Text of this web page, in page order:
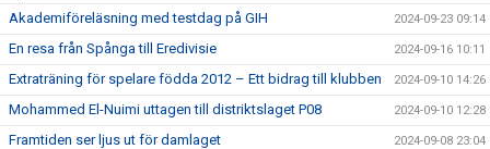
Akademiföreläsning med testdag på GIH 2024-09-23 09:14
En resa från Spånga till Eredivisie 2024-09-16 10:11
Extraträning för spelare födda 2012 – Ett bidrag till klubben 2024-09-10 14:26
Mohammed El-Nuimi uttagen till distriktslaget P08 2024-09-10 12:28
Framtiden ser ljus ut för damlaget 2024-09-08 23:04